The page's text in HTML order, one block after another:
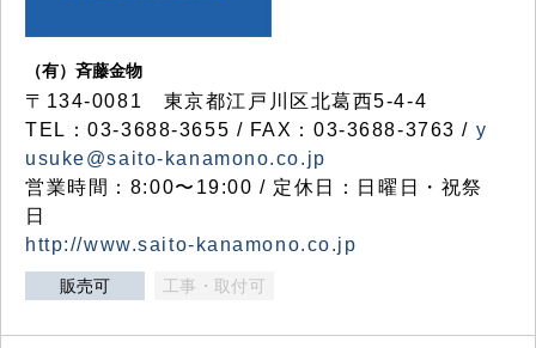
（有）斉藤金物
〒134-0081 東京都江戸川区北葛西5-4-4
TEL：03-3688-3655 / FAX：03-3688-3763 / y
usuke@saito-kanamono.co.jp
営業時間：8:00〜19:00 / 定休日：日曜日・祝祭
日
http://www.saito-kanamono.co.jp
販売可 工事・取付可